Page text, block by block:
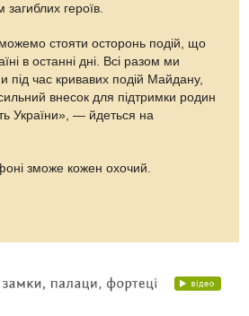
загиблих героїв.
стояти осторонь подій, що
в останні дні. Всі разом ми
під час кривавих подій Майдану,
внесок для підтримки родин
України», — йдеться на
зможе кожен охочий.